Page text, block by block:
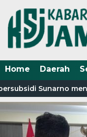
Home Daerah
Sunarno